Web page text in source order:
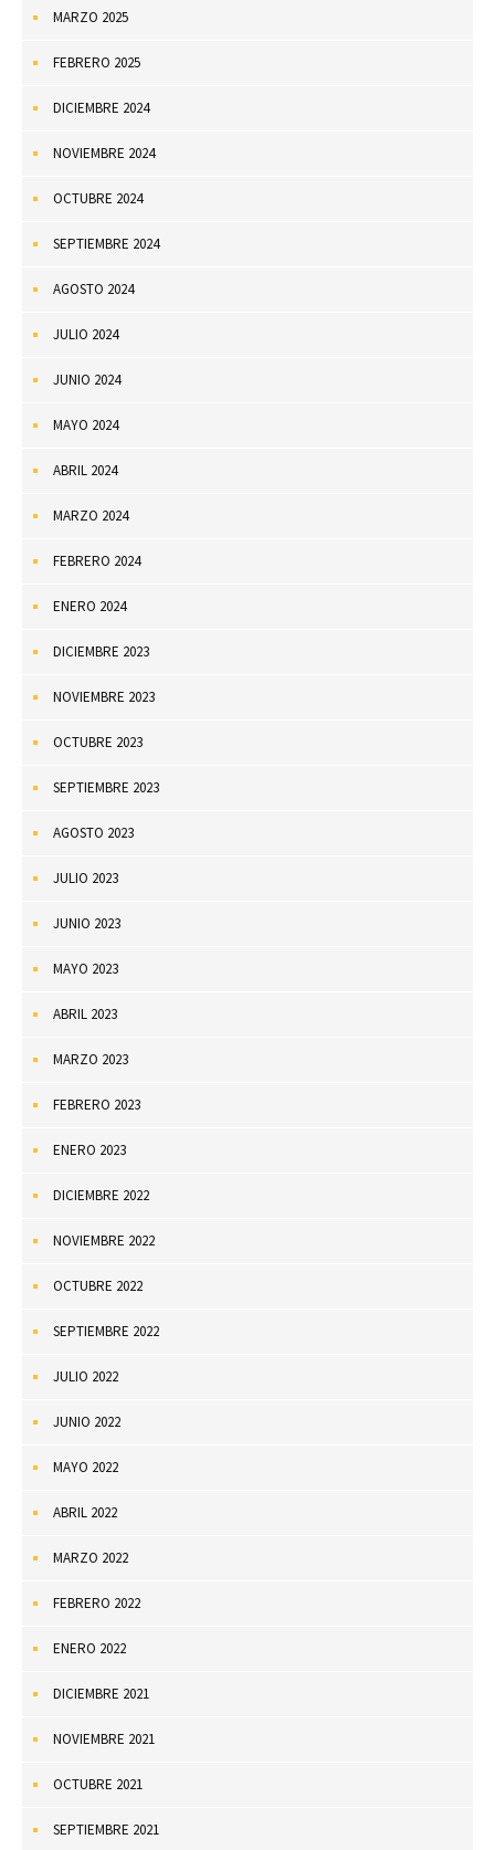
MARZO 2025
FEBRERO 2025
DICIEMBRE 2024
NOVIEMBRE 2024
OCTUBRE 2024
SEPTIEMBRE 2024
AGOSTO 2024
JULIO 2024
JUNIO 2024
MAYO 2024
ABRIL 2024
MARZO 2024
FEBRERO 2024
ENERO 2024
DICIEMBRE 2023
NOVIEMBRE 2023
OCTUBRE 2023
SEPTIEMBRE 2023
AGOSTO 2023
JULIO 2023
JUNIO 2023
MAYO 2023
ABRIL 2023
MARZO 2023
FEBRERO 2023
ENERO 2023
DICIEMBRE 2022
NOVIEMBRE 2022
OCTUBRE 2022
SEPTIEMBRE 2022
JULIO 2022
JUNIO 2022
MAYO 2022
ABRIL 2022
MARZO 2022
FEBRERO 2022
ENERO 2022
DICIEMBRE 2021
NOVIEMBRE 2021
OCTUBRE 2021
SEPTIEMBRE 2021